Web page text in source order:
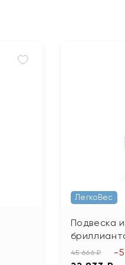
ЛегкоВес
Подвеска
45 666 ₽ -